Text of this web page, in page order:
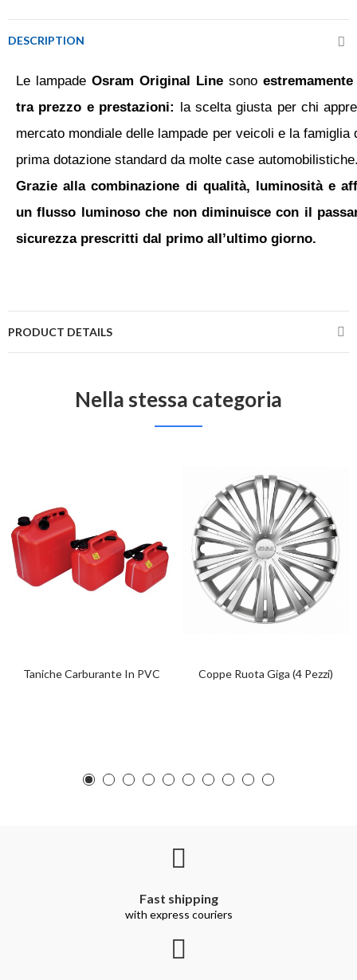
DESCRIPTION
Le lampade Osram Original Linesono
tra prezzo e prestazioni:
la scelta giusta per chi
mercato mondiale delle lampade per veicoli e la
prima dotazione standard da molte case
Grazie alla combinazione di qualità, luminosità e
un flusso luminoso che non diminuisce con il
sicurezza prescritti dal primo all’ultimo giorno.
PRODUCT DETAILS
Nella stessa categoria
Taniche Carburante In PVC Coppe Ruota Giga (4 Pezzi)
Fast shipping
with express couriers